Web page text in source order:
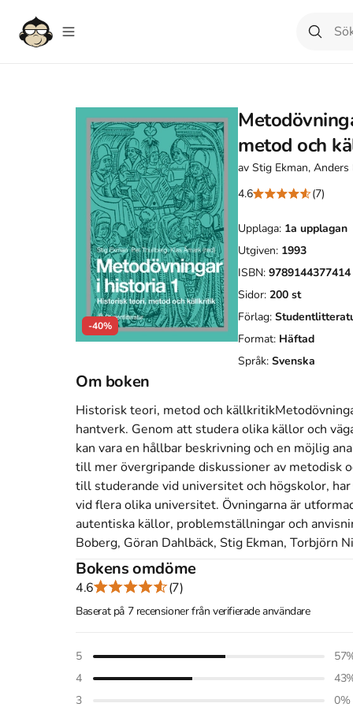
-40%
metod och
av Stig Ekman,
4.6 (7)
Upplaga: 1a upplagan
Utgiven: 1993
ISBN: 9789144377414
Sidor: 200 st
Förlag:
Format: Häftad
Språk: Svenska
Om boken
Historisk teori, metod och
hantverk. Genom att studera olika källor och
kan vara en hållbar beskrivning och en möjlig
till mer övergripande diskussioner av metodisk
till studerande vid universitet och högskolor,
vid flera olika universitet. Övningarna är
autentiska källor, problemställningar och
Boberg, Göran Dahlbäck, Stig Ekman, Torbjörn
Åtkomstkoder och digitalt tilläggsmaterial garanteras
Mer om Metodövningar i historia 1 - Historisk
1993 släpptes boken Metodövningar i historia
Ekman
Göran
Bokens omdöme
4.6 (7)
Baserat på 7 recensioner från verifierade användare
5 57
4
43
3
0%